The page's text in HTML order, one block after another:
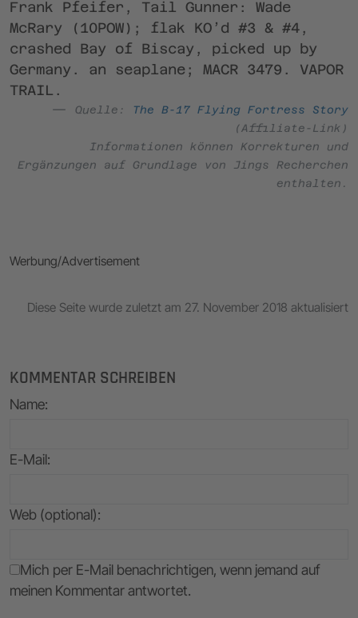
Frank Pfeifer, Tail Gunner: Wade
McRary (10POW); flak KO’d #3 & #4,
crashed Bay of Biscay, picked up by
Germany. an seaplane; MACR 3479. VAPOR
TRAIL.
Quelle:
The B-17 Flying Fortress Story
(Affiliate-Link)
Informationen können Korrekturen und
Ergänzungen auf Grundlage von Jings Recherchen
enthalten.
Werbung/Advertisement
Diese Seite wurde zuletzt am 27. November 2018 aktualisiert
KOMMENTAR SCHREIBEN
Name:
E-Mail:
Web (optional):
Mich per E-Mail benachrichtigen, wenn jemand auf
meinen Kommentar antwortet.